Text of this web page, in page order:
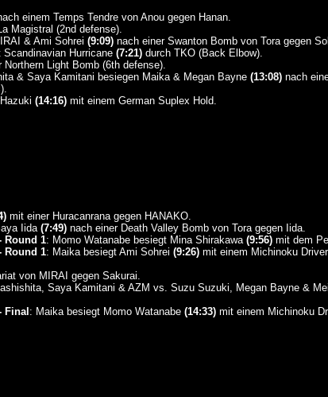
einem Temps Tendre von Anou gegen Hanan.
Magistral (2nd defense).
& Ami Sohrei (9:09)nach einer Swanton Bomb von Tora gegen
Hurricane (7:21)durch TKO (Back Elbow).
Light Bomb (6th defense).
& Saya Kamitani besiegen Maika & Megan Bayne (13:08)nach
(14:16)mit einem German Suplex Hold.
mit einer Huracanrana gegen HANAKO.
Iida (7:49)nach einer Death Valley Bomb von Tora gegen Iida.
Round 1: Momo Watanabe besiegt Mina Shirakawa (9:56)mit dem
Round 1: Maika besiegt Ami Sohrei (9:26)mit einem Michinoku
von MIRAI gegen Sakurai.
Saya Kamitani & AZM vs. Suzu Suzuki, Megan Bayne &
Final : Maika besiegt Momo Watanabe (14:33)mit einem Michinoku